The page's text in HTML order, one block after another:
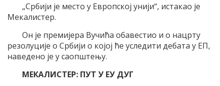
„Србији је место у Европској унији“, истакао је
Мекалистер.
Он је премијера Вучића обавестио и о нацрту
резолуције о Србији о којој ће уследити дебата у ЕП,
наведено је у саопштењу.
МЕКАЛИСТЕР: ПУТ У ЕУ ДУГ